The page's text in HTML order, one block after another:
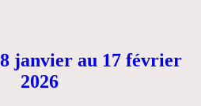
janvier au 17 février
2026